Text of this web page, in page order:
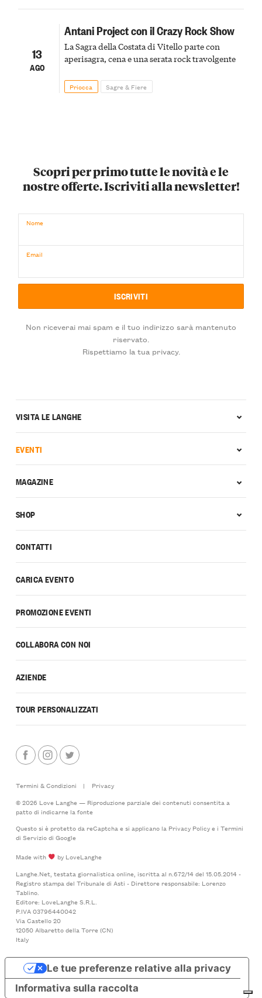
13
AGO
Antani Project con il Crazy Rock Show
La Sagra della Costata di Vitello parte con
aperisagra, cena e una serata rock travolgente
Priocca Sagre & Fiere
Scopri per primo tutte le novità e le
nostre offerte. Iscriviti alla newsletter!
Nome
Email
Non riceverai mai spam e il tuo indirizzo sarà mantenuto
riservato.
Rispettiamo la tua privacy.
CONTATTI
CARICA EVENTO
PROMOZIONE EVENTI
COLLABORA CON NOI
AZIENDE
TOUR PERSONALIZZATI
VISITA LE LANGHE
EVENTI
MAGAZINE
SHOP
Termini & Condizioni |
Privacy
© 2026 Love Langhe — Riproduzione parziale dei contenuti consentita a
patto di indicarne la fonte
Questo si è protetto da reCaptcha e si applicano la Privacy Policye i Termini
di Serviziodi Google
Made with
by LoveLanghe
Langhe.Net, testata giornalistica online, iscritta al n.672/14 del 15.05.2014 -
Registro stampa del Tribunale di Asti - Direttore responsabile: Lorenzo
Tablino.
Editore: LoveLanghe S.R.L.
P.IVA 03796440042
Via Castello 20
12050 Albaretto della Torre (CN)
Italy
Informativa sulla raccolta
Le tue preferenze relative alla privacy